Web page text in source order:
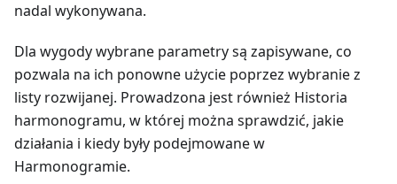
nadal wykonywana.
Dla wygody wybrane parametry są zapisywane, co
pozwala na ich ponowne użycie poprzez wybranie z
listy rozwijanej. Prowadzona jest również Historia
harmonogramu, w której można sprawdzić, jakie
działania i kiedy były podejmowane w
Harmonogramie.